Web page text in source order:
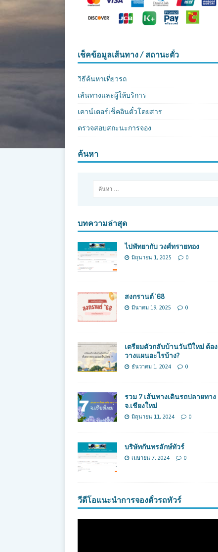
เช็คข้อมูลเส้นทาง / สถานะตั๋ว
วิธีค้นหาเที่ยวรถ
เส้นทางและผู้ให้บริการ
เคาน์เตอร์เช็คอินตั๋วโดยสาร
ตรวจสอบสถะนะการจอง
ค้นหา
บทความล่าสุด
ไปพัทยากับ วงศ์ทรายทอง
มิถุนายน 1, 2025 0
สงกรานต์ ’68
มีนาคม 19, 2025 0
เตรียมตัวกลับบ้านวันปีใหม่ ต้อง
วางแผนอะไรบ้าง?
ธันวาคม 1, 2024 0
รวม 7 เส้นทางเดินรถปลายทาง
จ.เชียงใหม่
มิถุนายน 11, 2024 0
บริษัทกันทรลักษ์ทัวร์
เมษายน 7, 2024 0
วีดีโอแนะนำการจองตั๋วรถทัวร์